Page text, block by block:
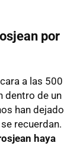
por
a las 500
dentro de un
han dejado
recuerdan.
haya